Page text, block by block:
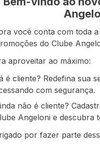
valer a pena
paixão em produzir
são: 1. Alimentos
4. Livres de
nosso Brasil; 7.
parte. Vamos juntes?
Vegano,
você conta com toda
do Clube
aproveitar ao máximo:
é cliente? Redefina sua
com segurança.
não é cliente?
Angeloni e descubra
por fazer parte